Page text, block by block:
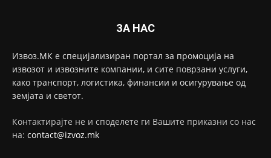
ЗА НАС
Извоз.МК е специјализиран портал за промоција на
извозот и извозните компании, и сите поврзани услуги,
како транспорт, логистика, финансии и осигурување од
земјата и светот.
Контактирајте не и споделете ги Вашите приказни со нас
на: contact@izvoz.mk